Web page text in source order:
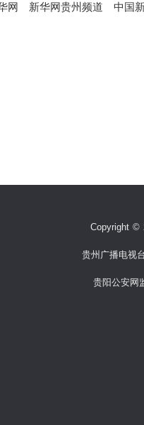
网 新华网贵州频道 中国
Copyright ©
贵州广播电视
贵阳公安网